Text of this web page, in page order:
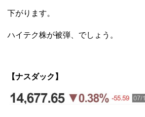
下がります。
ハイテク株が被弾、でしょう。
【ナスダック】